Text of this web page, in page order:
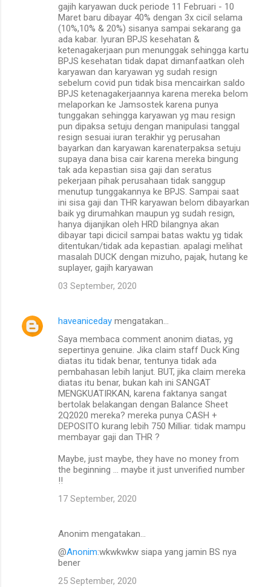
gajih karyawan duck periode 11 Februari - 10
Maret baru dibayar 40% dengan 3x cicil selama
(10%,10% & 20%) sisanya sampai sekarang ga
ada kabar. Iyuran BPJS kesehatan &
ketenagakerjaan pun menunggak sehingga kartu
BPJS kesehatan tidak dapat dimanfaatkan oleh
karyawan dan karyawan yg sudah resign
sebelum covid pun tidak bisa mencairkan saldo
BPJS ketenagakerjaannya karena mereka belom
melaporkan ke Jamsostek karena punya
tunggakan sehingga karyawan yg mau resign
pun dipaksa setuju dengan manipulasi tanggal
resign sesuai iuran terakhir yg perusahan
bayarkan dan karyawan karenaterpaksa setuju
supaya dana bisa cair karena mereka bingung
tak ada kepastian sisa gaji dan seratus
pekerjaan pihak perusahaan tidak sanggup
menutup tunggakannya ke BPJS. Sampai saat
ini sisa gaji dan THR karyawan belom dibayarkan
baik yg dirumahkan maupun yg sudah resign,
hanya dijanjikan oleh HRD bilangnya akan
dibayar tapi dicicil sampai batas waktu yg tidak
ditentukan/tidak ada kepastian. apalagi melihat
masalah DUCK dengan mizuho, pajak, hutang ke
suplayer, gajih karyawan
03 September, 2020
haveaniceday mengatakan…
Saya membaca comment anonim diatas, yg
sepertinya genuine. Jika claim staff Duck King
diatas itu tidak benar, tentunya tidak ada
pembahasan lebih lanjut. BUT, jika claim mereka
diatas itu benar, bukan kah ini SANGAT
MENGKUATIRKAN, karena faktanya sangat
bertolak belakangan dengan Balance Sheet
2Q2020 mereka? mereka punya CASH +
DEPOSITO kurang lebih 750 Milliar. tidak mampu
membayar gaji dan THR ?
Maybe, just maybe, they have no money from
the beginning ... maybe it just unverified number
!!
17 September, 2020
Anonim mengatakan…
@Anonim:wkwkwkw siapa yang jamin BS nya
bener
25 September, 2020